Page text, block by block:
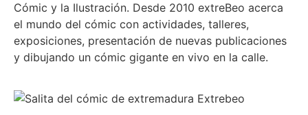
Cómic y la Ilustración. Desde 2010 extreBeo acerca
el mundo del cómic con actividades, talleres,
exposiciones, presentación de nuevas publicaciones
y dibujando un cómic gigante en vivo en la calle.